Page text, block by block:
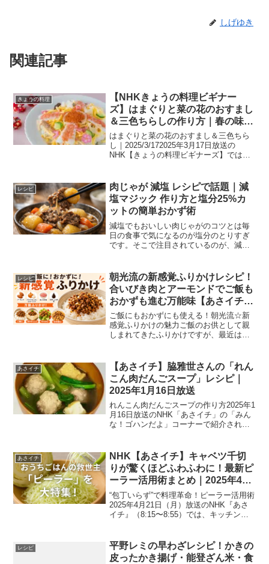
しげゆき
関連記事
きょうの料理
【NHKきょうの料理ビギナー
ズ】はまぐりと菜の花のおすまし
＆三色ちらしの作り方｜春の味覚
を楽しむ簡単レシピ（2025/3/17
放送）
はまぐりと菜の花のおすまし＆三色ちら
し｜2025/3/172025年3月17日放送の
NHK【きょうの料理ビギナーズ】では、
まぐりのうまみを存分に引き出した上品
なお吸い...
レシピ
肉じゃが 減塩 レシピで話題｜減
塩マジック 作り方と塩分25%カ
ットの簡単おかず術
減塩でもおいしい肉じゃがのコツとは毎
日の食事で気になるのが塩分のとりすぎ
です。そこで注目されているのが、減塩
の“減塩マジック”』（2026年4月5日）で
も取り上げられ注...
レシピ
朝光流の新感覚ふりかけレシピ！
合いびき肉とアーモンドでご飯も
おかずも進む万能味【あさイチで
紹介】
ご飯にもおかずにも使える！朝光流☆新
感覚ふりかけの魅力ご飯のお供として親
しまれてきたふりかけですが、最近は料
まみ、ナッツの食感、香ばしい香りを組
み合わせることで、ご飯だ...
あさイチ
【あさイチ】脇雅世さんの「れん
こん肉だんごスープ」レシピ｜
2025年1月16日放送
れんこん肉だんごスープの作り方2025年1
月16日放送のNHK「あさイチ」の「みん
な！ゴハンだよ」コーナーで紹介された
使った肉だんごが特徴で、シャキシャキ
とした食感が楽...
あさイチ
NHK【あさイチ】キャベツ千切
りが驚くほどふわふわに！最新ピ
ーラー活用術まとめ｜2025年4月
21日放送
“包丁いらず”で料理革命！ピーラー活用術
2025年4月21日（月）放送のNHK『あさ
イチ』（8:15〜8:55）では、キッチンの
肉のスライス、シャーベット作りまでこ
な...
レシピ
平野レミの早わざレシピ！かきの
皮ったかき揚げ・能登ざん米・食